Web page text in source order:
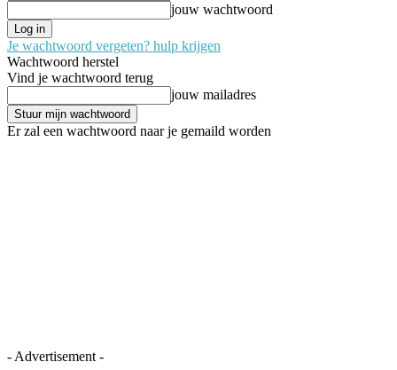
jouw wachtwoord
Je wachtwoord vergeten? hulp krijgen
Wachtwoord herstel
Vind je wachtwoord terug
jouw mailadres
Er zal een wachtwoord naar je gemaild worden
- Advertisement -